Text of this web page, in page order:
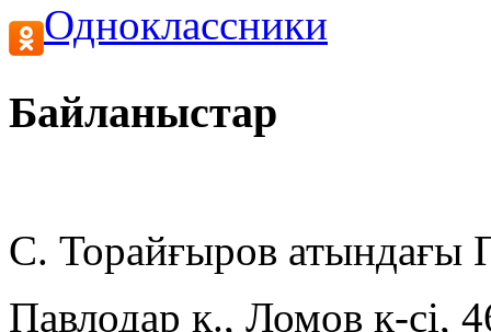
Одноклассники
Байланыстар
С. Торайғыров
Павлодар қ., Ломов к-сі,